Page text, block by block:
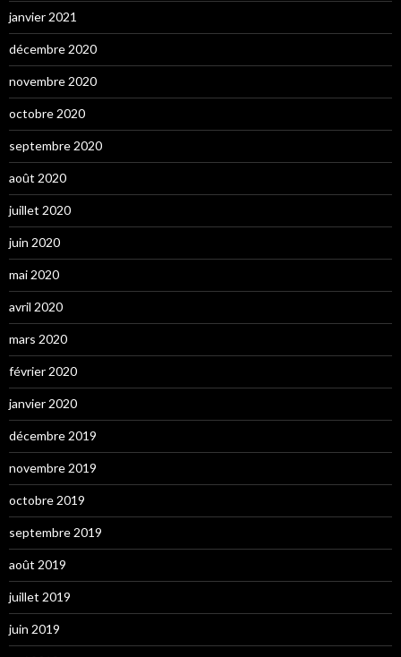
janvier 2021
décembre 2020
novembre 2020
octobre 2020
septembre 2020
août 2020
juillet 2020
juin 2020
mai 2020
avril 2020
mars 2020
février 2020
janvier 2020
décembre 2019
novembre 2019
octobre 2019
septembre 2019
août 2019
juillet 2019
juin 2019